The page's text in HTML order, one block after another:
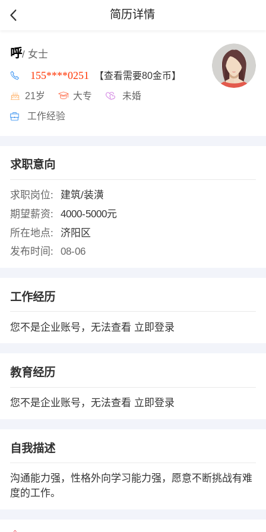
简历详情
呼/ 女士
155****0251 【查看需要80金币】
21岁 大专 未婚
工作经验
求职意向
求职岗位:
建筑/装潢
期望薪资:
4000-5000元
所在地点:
济阳区
发布时间:
08-06
工作经历
您不是企业账号，无法查看 立即登录
教育经历
您不是企业账号，无法查看 立即登录
自我描述
沟通能力强，性格外向学习能力强，愿意不断挑战有难
度的工作。